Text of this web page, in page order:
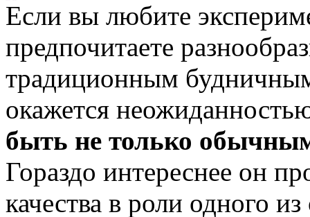
Если вы любите
предпочитаете
традиционным
окажется
быть не только
Гораздо интереснее он
качества в роли одного